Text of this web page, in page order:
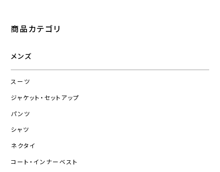
商品カテゴリ
メンズ
スーツ
ジャケット・セットアップ
パンツ
シャツ
ネクタイ
コート・インナーベスト